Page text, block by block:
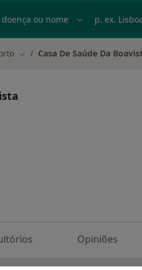
de cidade
Mudar de cidade
Casa De Saúde Da
Opiniões